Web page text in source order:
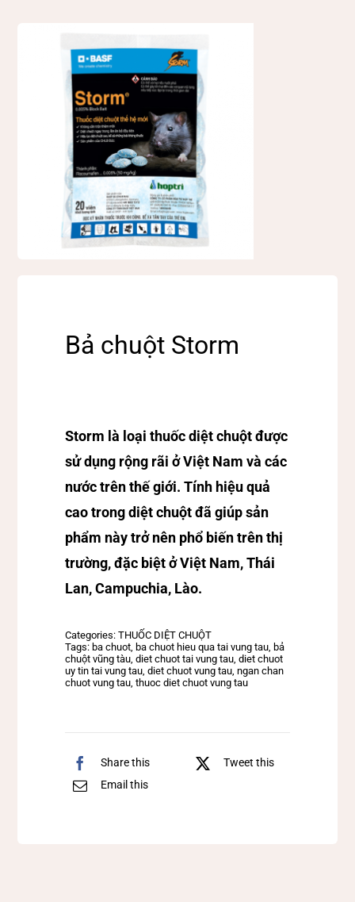
Bả chuột Storm
Storm là loại thuốc diệt chuột được
sử dụng rộng rãi ở Việt Nam và các
nước trên thế giới. Tính hiệu quả
cao trong diệt chuột đã giúp sản
phẩm này trở nên phổ biến trên thị
trường, đặc biệt ở Việt Nam, Thái
Lan, Campuchia, Lào.
Categories:THUỐC DIỆT CHUỘT
Tags: ba chuot, ba chuot hieu qua tai vung tau, bả
chuột vũng tàu,diet chuot tai vung tau,diet chuot
uy tin tai vung tau,diet chuot vung tau,ngan chan
chuot vung tau,thuoc diet chuot vung tau
Share this
Tweet this
Email this